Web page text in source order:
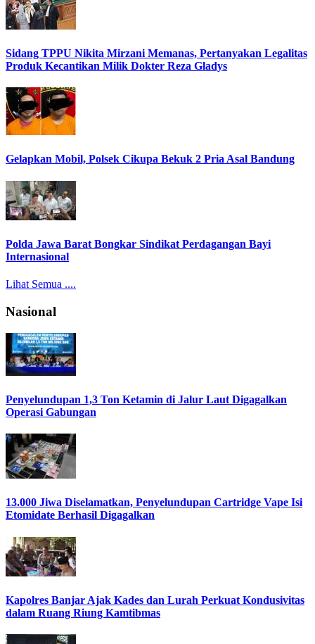
Sidang TPPU Nikita Mirzani Memanas, Pertanyakan Legalitas
Produk Kecantikan Milik Dokter Reza Gladys
Gelapkan Mobil, Polsek Cikupa Bekuk 2 Pria Asal Bandung
Polda Jawa Barat Bongkar Sindikat Perdagangan Bayi
Internasional
Lihat Semua ....
Nasional
Penyelundupan 1,3 Ton Ketamin di Jalur Laut Digagalkan
Operasi Gabungan
13.000 Jiwa Diselamatkan, Penyelundupan Cartridge Vape Isi
Etomidate Berhasil Digagalkan
Kapolres Banjar Ajak Kades dan Lurah Perkuat Kondusivitas
dalam Ruang Riung Kamtibmas